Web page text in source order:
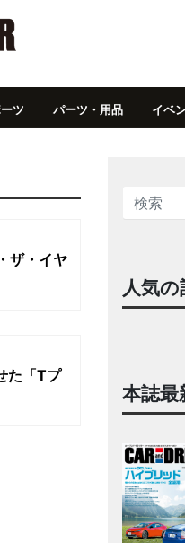
ツ パーツ・用品 イベ
ザ・イヤ
た「Tプ
人気の
本誌最